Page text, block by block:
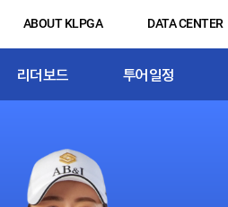
ABOUT KLPGA DATA CENTER
리더보드 투어일정